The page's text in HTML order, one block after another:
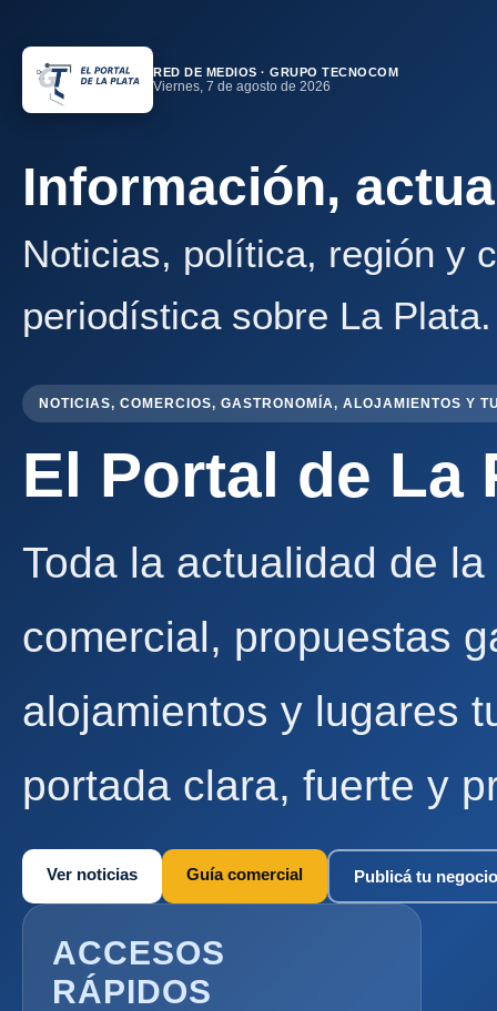
RED DE MEDIOS · GRUPO TECNOCOM
Viernes, 7 de agosto de 2026
Información,
Noticias, política, región y
periodística sobre La Plata.
NOTICIAS, COMERCIOS, GASTRONOMÍA, ALOJAMIENTOS Y
El Portal de La
Toda la actualidad de
comercial, propuestas
alojamientos y lugares
portada clara, fuerte y
Ver noticias Guía comercial Publicá tu negocio
ACCESOS
RÁPIDOS